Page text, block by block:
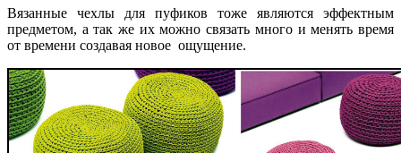
Вязанные чехлы для пуфиков тоже являются эффектным
предметом, а так же их можно связать много и менять время
от времени создавая новое ощущение.